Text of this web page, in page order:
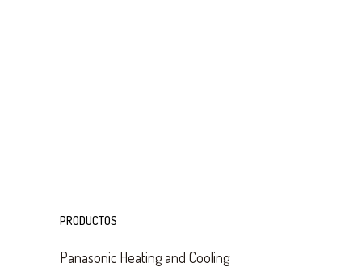
PRODUCTOS
Panasonic Heating and Cooling